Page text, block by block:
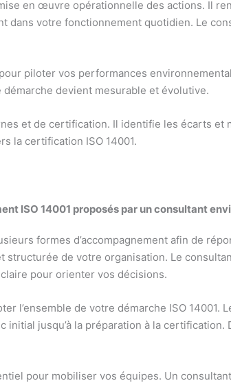
en œuvre opérationnelle des actions. Il
dans votre fonctionnement quotidien. Le
piloter vos performances
devient mesurable et évolutive.
et de certification. Il identifie les écarts
la certification ISO 14001.
ISO 14001 proposés par un consultant
formes d’accompagnement afin de
structurée de votre organisation. Le
pour orienter vos décisions.
l’ensemble de votre démarche ISO
jusqu’à la préparation à la certification.
pour mobiliser vos équipes. Un